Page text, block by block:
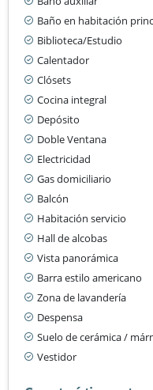
Baño en habitación
Biblioteca/Estudio
Calentador
Clósets
Cocina integral
Depósito
Doble Ventana
Electricidad
Gas domiciliario
Balcón
Habitación servicio
Hall de alcobas
Vista panorámica
Barra estilo americano
Zona de lavandería
Despensa
Suelo de cerámica /
Vestidor